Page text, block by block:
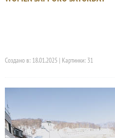
Создано в: 18.01.2025 | Картинки: 31